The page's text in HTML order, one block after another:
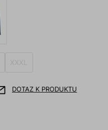
XXXL
DOTAZ K PRODUKTU